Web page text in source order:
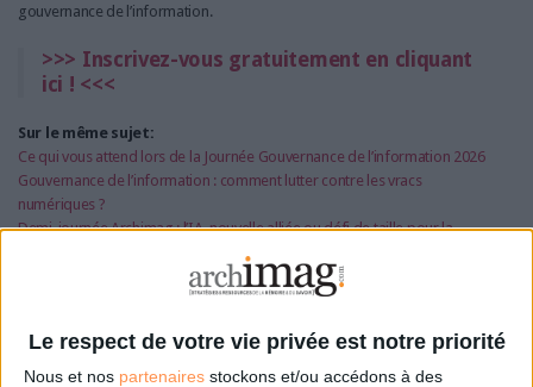
Le respect de votre vie privée est notre priorité
Nous et nos partenaires stockons et/ou accédons à des
gouvernance de l’information.
>>> Inscrivez-vous gratuitement en cliquant
ici ! <<<
Sur le même sujet:
Ce qui vous attend lors de la Journée Gouvernance de l’information 2026
Gouvernance de l’information : comment lutter contre les vracs
numériques ?
Demi-journée Archimag : l’IA, nouvelle alliée ou défi de taille pour la
0 Commentaire